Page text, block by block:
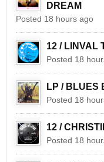
DREAM
Posted 18 hours ago
12 / LINVAL
Posted 18
LP / BLUES
Posted 18
12 /
Posted 18